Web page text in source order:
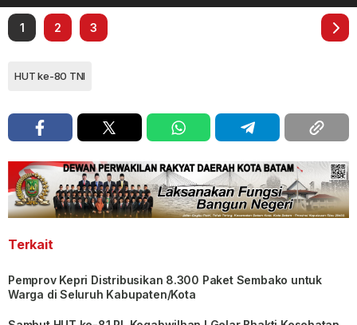
1 2 3
HUT ke-80 TNI
Terkait
Pemprov Kepri Distribusikan 8.300 Paket Sembako untuk
Warga di Seluruh Kabupaten/Kota